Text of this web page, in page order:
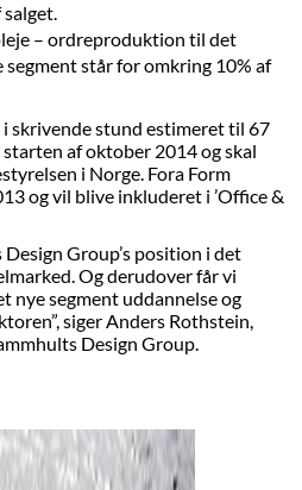
– ordreproduktion til det
segment står for omkring 10% af
skrivende stund estimeret til 67
af oktober 2014 og skal
i Norge. Fora Form
og vil blive inkluderet i ’Office &
Group’s position i det
Og derudover får vi
nye segment uddannelse og
siger Anders Rothstein,
Design Group.